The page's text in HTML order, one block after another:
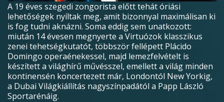
A 19 éves szegedi zongorista előtt tehát óriási
lehetőségek nyíltak meg, amit bizonnyal maximálisan ki
is fog tudni aknázni. Soma eddig sem unatkozott:
miután 14 évesen megnyerte a Virtuózok klasszikus
zenei tehetségkutatót, többször fellépett Plácido
Domingo operaénekessel, majd lemezfelvételt is
készített a világhírű művésszel, emellett a világ minden
kontinensén koncertezett már, Londontól New Yorkig,
a Dubai Világkiállítás nagyszínpadától a Papp László
Sportarénáig.